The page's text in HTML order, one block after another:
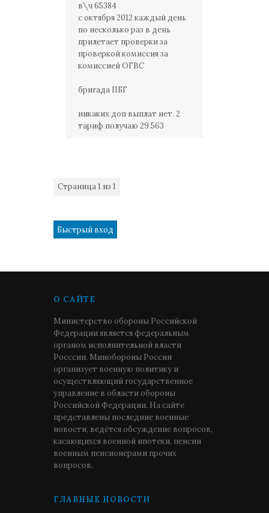
в\ч 65384
с октября 2012 каждый день
по несколько раз в день
прилетает проверки за
проверкой комиссия за
комиссией ОГВС
бригада ПБГ
никаких доп выплат нет. 2
тариф получаю 29.563
Страница1 из 1
О САЙТЕ
Министерство обороны Российской
Федерации является федеральным
органом исполнительной власти
Росссии. Минобороны России
организует военную политику и
осуществляющий государственное
управление в области обороны
Российской Федерации. На сайте
представлены последние военные
новости, ведётся обсуждение вопросов,
касающихся военной ипотеки, пенсии
военным пенсионерами прочих
вопросов.
ГЛАВНЫЕ НОВОСТИ